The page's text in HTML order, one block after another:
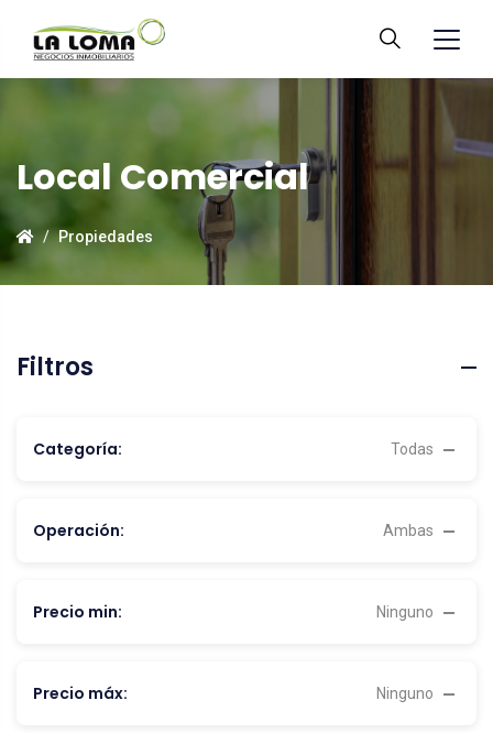
Local Comercial
Propiedades
Filtros
Categoría: Todas
Operación: Ambas
Precio min: Ninguno
Precio máx: Ninguno